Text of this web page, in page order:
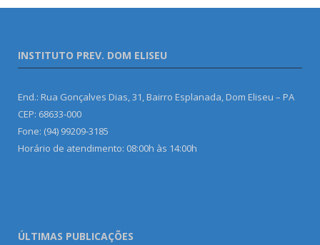
INSTITUTO PREV. DOM ELISEU
End.: Rua Gonçalves Dias, 31, Bairro Esplanada, Dom Eliseu – PA
CEP: 68633-000
Fone: (94) 99209-3185
Horário de atendimento: 08:00h às 14:00h
ÚLTIMAS PUBLICAÇÕES